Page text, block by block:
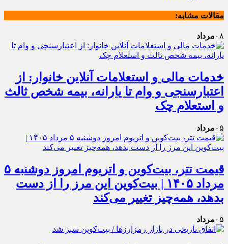
مقالات مشابه:
۰۸ مرداد
خدمات مالی و استعلامات آنلاین خانوار: از
اعتبارسنجی و وام تا یارانه، بیمه شخص ثالث
و استعلام چک
۰۵ مرداد
قیمت تتر، بیت‌کوین و اتریوم امروز دوشنبه ۵
مرداد ۱۴۰۵ | بیت‌کوین این مرز را از دست
بدهد، همه‌چیز تغییر می‌کند
۰۵ مرداد